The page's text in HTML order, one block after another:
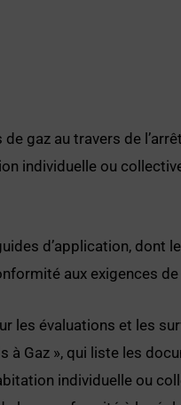
gaz au travers de
individuelle ou
d’application, dont
aux exigences
les évaluations et les
à Gaz », qui liste les
individuelle ou